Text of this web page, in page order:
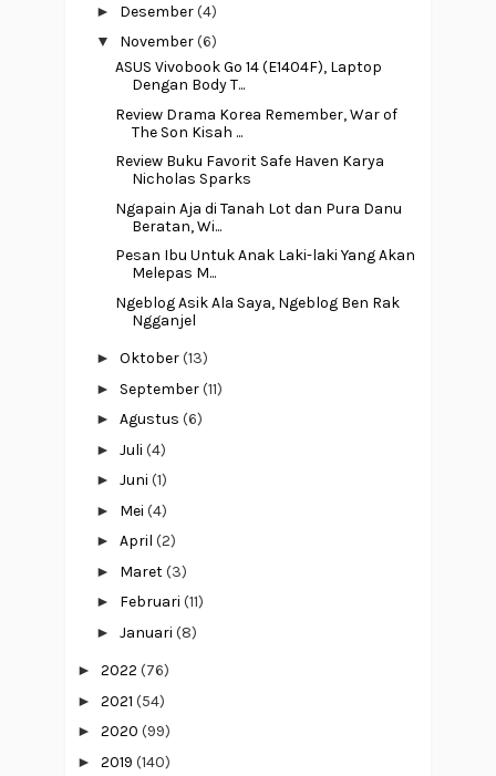
► Desember(4)
▼ November(6)
ASUS Vivobook Go 14 (E1404F), Laptop
Dengan Body T...
Review Drama Korea Remember, War of
The Son Kisah ...
Review Buku Favorit Safe Haven Karya
Nicholas Sparks
Ngapain Aja di Tanah Lot dan Pura Danu
Beratan, Wi...
Pesan Ibu Untuk Anak Laki-laki Yang Akan
Melepas M...
Ngeblog Asik Ala Saya, Ngeblog Ben Rak
Ngganjel
► Oktober(13)
► September(11)
► Agustus (6)
► Juli (4)
► Juni (1)
► Mei (4)
► April (2)
► Maret(3)
► Februari (11)
► Januari (8)
► 2022 (76)
► 2021 (54)
► 2020 (99)
► 2019 (140)